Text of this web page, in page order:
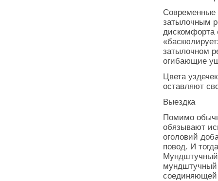
Современные
затылочным
дискомфорта
затылочном
огибающие
Цвета
оставляют
Выездка
Помимо
обязывают
оголовий
повод. И
Мундштучный
мундштучный
соединяющей